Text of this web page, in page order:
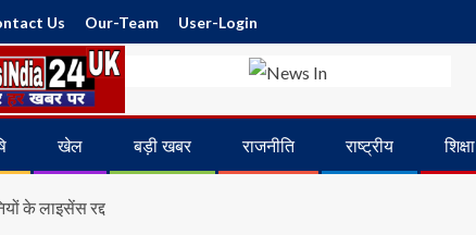
Us Our-Team User-Login
खेल बड़ी खबर राजनीति राष्ट्रीय शिक्षा
के लाइसेंस रद्द